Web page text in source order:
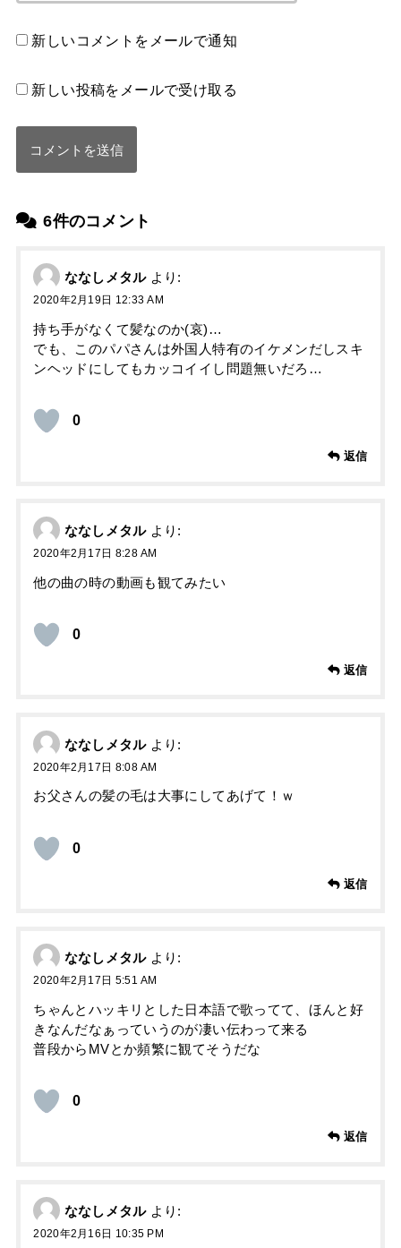
6件のコメント
ななしメタル より:
2020年2月19日 12:33 AM
持ち手がなくて髪なのか(哀)…
でも、このパパさんは外国人特有のイケメンだしスキ
ンヘッドにしてもカッコイイし問題無いだろ…
0
返信
ななしメタル より:
2020年2月17日 8:28 AM
他の曲の時の動画も観てみたい
0
返信
ななしメタル より:
2020年2月17日 8:08 AM
お父さんの髪の毛は大事にしてあげて！ｗ
0
返信
ななしメタル より:
2020年2月17日 5:51 AM
ちゃんとハッキリとした日本語で歌ってて、ほんと好
きなんだなぁっていうのが凄い伝わって来る
普段からMVとか頻繁に観てそうだな
0
返信
ななしメタル より:
2020年2月16日 10:35 PM
新しいコメントをメールで通知
新しい投稿をメールで受け取る